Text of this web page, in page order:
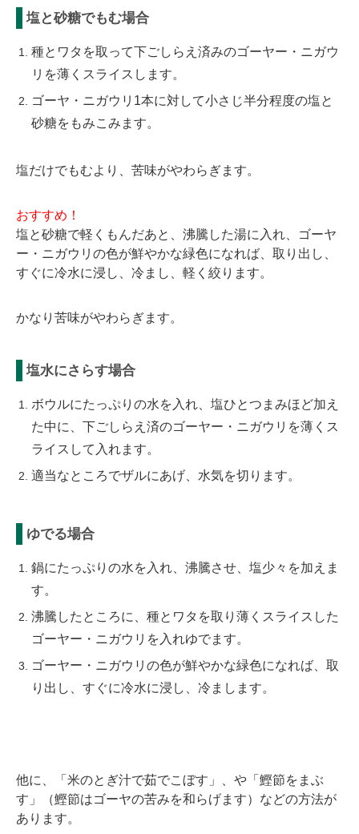
塩と砂糖でもむ場合
種とワタを取って下ごしらえ済みのゴーヤー・ニガウ
リを薄くスライスします。
ゴーヤ・ニガウリ1本に対して小さじ半分程度の塩と
砂糖をもみこみます。
塩だけでもむより、苦味がやわらぎます。
おすすめ！
塩と砂糖で軽くもんだあと、沸騰した湯に入れ、ゴーヤ
ー・ニガウリの色が鮮やかな緑色になれば、取り出し、
すぐに冷水に浸し、冷まし、軽く絞ります。
かなり苦味がやわらぎます。
塩水にさらす場合
ボウルにたっぷりの水を入れ、塩ひとつまみほど加え
た中に、下ごしらえ済のゴーヤー・ニガウリを薄くス
ライスして入れます。
適当なところでザルにあげ、水気を切ります。
ゆでる場合
鍋にたっぷりの水を入れ、沸騰させ、塩少々を加えま
す。
沸騰したところに、種とワタを取り薄くスライスした
ゴーヤー・ニガウリを入れゆでます。
ゴーヤー・ニガウリの色が鮮やかな緑色になれば、取
り出し、すぐに冷水に浸し、冷まします。
他に、「米のとぎ汁で茹でこぼす」、や「鰹節をまぶ
す」（鰹節はゴーヤの苦みを和らげます）などの方法が
あります。